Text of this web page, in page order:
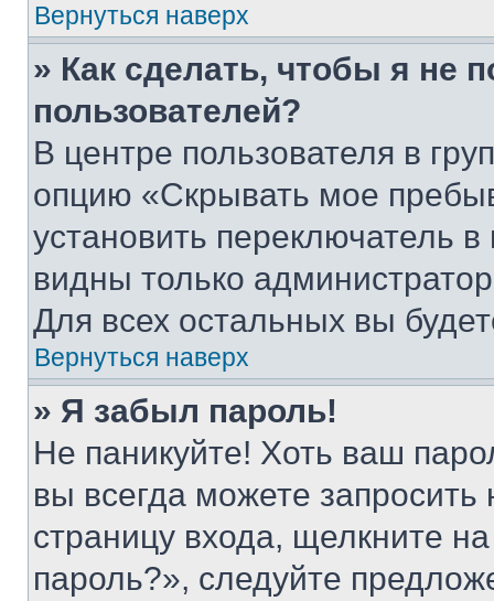
Вернуться наверх
» Как сделать, чтобы я не
пользователей?
В центре пользователя в
опцию «Скрывать мое
установить переключатель
видны только
Для всех остальных вы
Вернуться наверх
» Я забыл пароль!
Не паникуйте! Хоть ваш
вы всегда можете
страницу входа, щелкните
пароль?», следуйте